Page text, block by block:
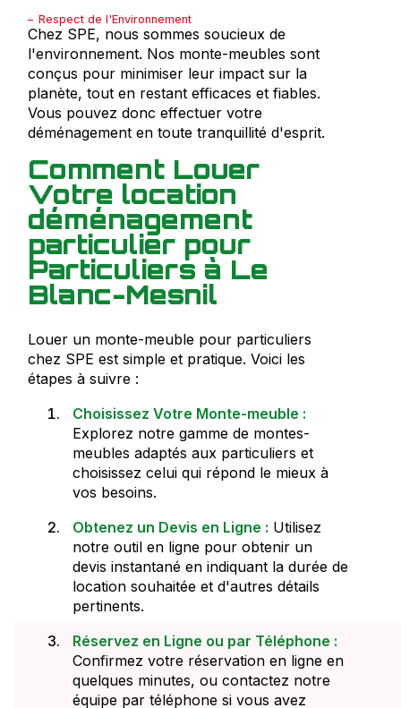
Respect de l'Environnement
Chez SPE, nous sommes soucieux de
l'environnement. Nos monte-meubles sont
conçus pour minimiser leur impact sur la
planète, tout en restant efficaces et fiables.
Vous pouvez donc effectuer votre
déménagement en toute tranquillité d'esprit.
Comment Louer
Votre location
déménagement
particulier pour
Particuliers à Le
Blanc-Mesnil
Louer un monte-meuble pour particuliers
chez SPE est simple et pratique. Voici les
étapes à suivre :
Choisissez Votre Monte-meuble :
Explorez notre gamme de montes-
meubles adaptés aux particuliers et
choisissez celui qui répond le mieux à
vos besoins.
Obtenez un Devis en Ligne : Utilisez
notre outil en ligne pour obtenir un
devis instantané en indiquant la durée de
location souhaitée et d'autres détails
pertinents.
Réservez en Ligne ou par Téléphone :
Confirmez votre réservation en ligne en
quelques minutes, ou contactez notre
équipe par téléphone si vous avez